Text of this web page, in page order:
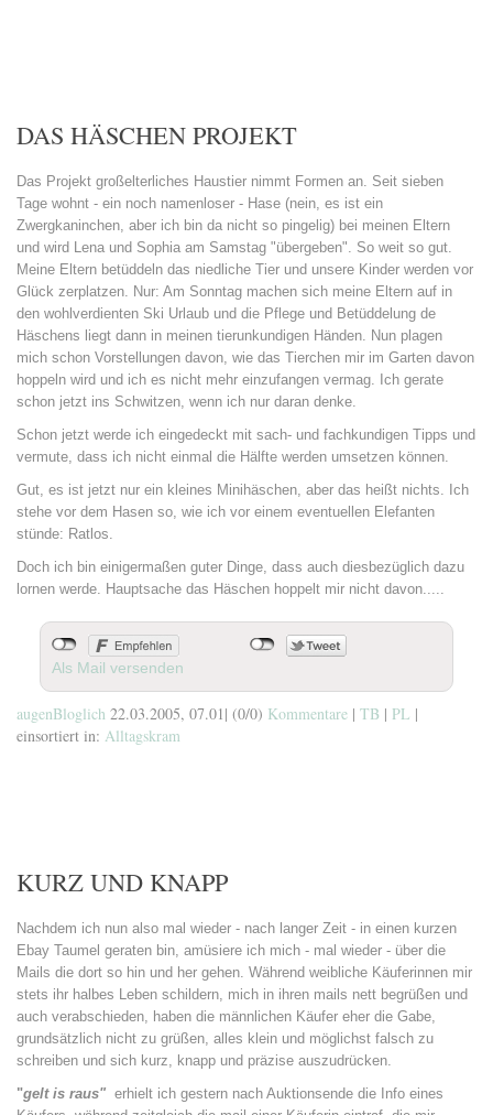
DAS HÄSCHEN PROJEKT
Das Projekt großelterliches Haustier nimmt Formen an. Seit sieben
Tage wohnt - ein noch namenloser - Hase (nein, es ist ein
Zwergkaninchen, aber ich bin da nicht so pingelig) bei meinen Eltern
und wird Lena und Sophia am Samstag "übergeben". So weit so gut.
Meine Eltern betüddeln das niedliche Tier und unsere Kinder werden vor
Glück zerplatzen. Nur: Am Sonntag machen sich meine Eltern auf in
den wohlverdienten Ski Urlaub und die Pflege und Betüddelung de
Häschens liegt dann in meinen tierunkundigen Händen. Nun plagen
mich schon Vorstellungen davon, wie das Tierchen mir im Garten davon
hoppeln wird und ich es nicht mehr einzufangen vermag. Ich gerate
schon jetzt ins Schwitzen, wenn ich nur daran denke.
Schon jetzt werde ich eingedeckt mit sach- und fachkundigen Tipps und
vermute, dass ich nicht einmal die Hälfte werden umsetzen können.
Gut, es ist jetzt nur ein kleines Minihäschen, aber das heißt nichts. Ich
stehe vor dem Hasen so, wie ich vor einem eventuellen Elefanten
stünde: Ratlos.
Doch ich bin einigermaßen guter Dinge, dass auch diesbezüglich dazu
lornen werde. Hauptsache das Häschen hoppelt mir nicht davon.....
Als Mail versenden
augenBloglich 22.03.2005, 07.01| (0/0) Kommentare | TB | PL |
einsortiert in: Alltagskram
KURZ UND KNAPP
Nachdem ich nun also mal wieder - nach langer Zeit - in einen kurzen
Ebay Taumel geraten bin, amüsiere ich mich - mal wieder - über die
Mails die dort so hin und her gehen. Während weibliche Käuferinnen mir
stets ihr halbes Leben schildern, mich in ihren mails nett begrüßen und
auch verabschieden, haben die männlichen Käufer eher die Gabe,
grundsätzlich nicht zu grüßen, alles klein und möglichst falsch zu
schreiben und sich kurz, knapp und präzise auszudrücken.
"gelt is raus" erhielt ich gestern nach Auktionsende die Info eines